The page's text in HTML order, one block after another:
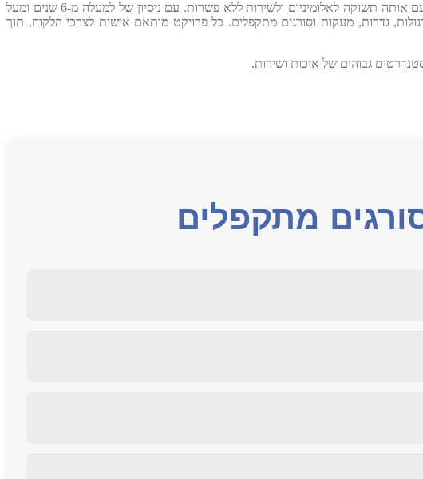
חנוכה אלומיניום הוקמה על ידי אבי, מתוך חזון של מצוינות ואהבת המלאכה. כיום, העסק מנוהל על ידי שני אחים הממשיכים את דרכו עם אותה תשוקה לאלומיניום ולשירות ללא פשרות. עם ניסיון של למעלה מ-6 שנים ומעל
סורגים מתקפלים. כל פרויקט מותאם אישית לצרכי הלקוח, תוך
גבוהים של איכות ושירות.
מתקפלים